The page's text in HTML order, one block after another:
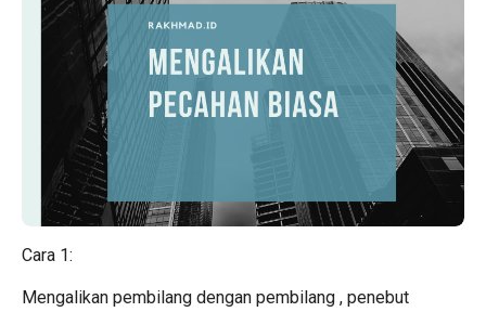
Cara 1:
Mengalikan pembilang dengan pembilang , penebut